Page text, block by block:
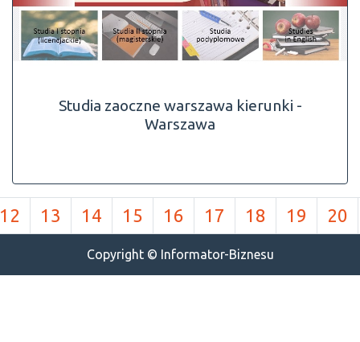
Studia zaoczne warszawa kierunki -
Warszawa
12 13 14 15 16 17 18 19 20
Copyright © Informator-Biznesu